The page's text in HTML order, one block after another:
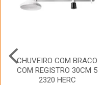
CHUVEIRO COM BRACO
COM REGISTRO 30CM 5
2320 HERC